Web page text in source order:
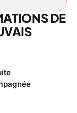
DE